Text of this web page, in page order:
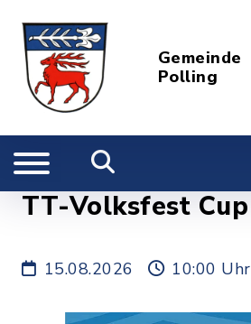
Gemeinde
Polling
TT-Volksfest Cup
15.08.2026 10:00 Uhr